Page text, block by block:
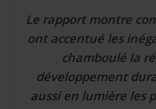
b
o
k
t
e
r
e
d
I
n
s
A
p
p
Le rapport montre
ont accentué les
chamboulé la
développement
aussi en lumière les